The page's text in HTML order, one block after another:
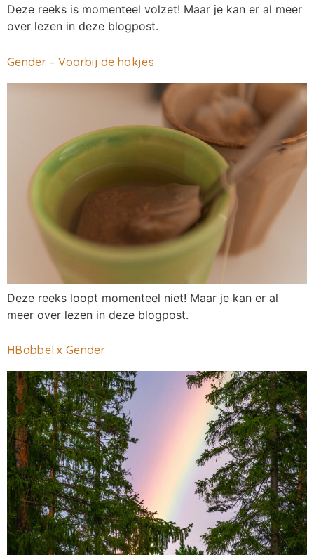
Deze reeks is momenteel volzet! Maar je kan er al meer
over lezen in deze blogpost.
Gender – Voorbij de hokjes
Deze reeks loopt momenteel niet! Maar je kan er al
meer over lezen in deze blogpost.
HBabbel x Gender